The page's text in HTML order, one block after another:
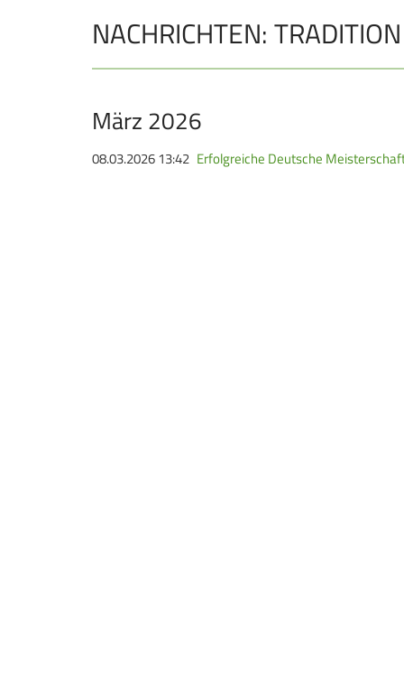
NACHRICHTEN: TRADITION
März 2026
08.03.2026 13:42 Erfolgreiche Deutsche
JUGEND
Sommerbiathlon
Lichtgewehre